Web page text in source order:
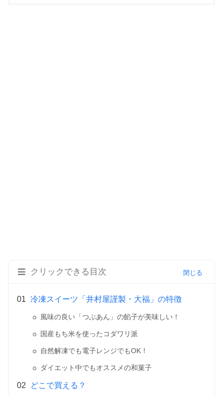
クリックできる目次
冷凍スイーツ「井村屋謹製・大福」の特徴
風味の良い「つぶあん」の餡子が美味しい！
国産もち米を使ったコダワリ派
自然解凍でも電子レンジでもOK！
ダイエット中でもオススメの和菓子
どこで買える？